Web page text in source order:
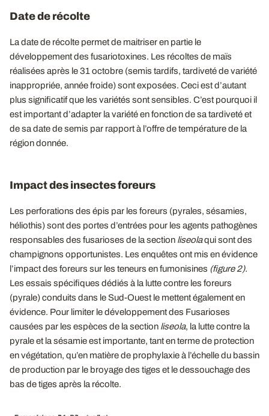
Date de récolte
La date de récolte permet de maitriser en partie le
développement des fusariotoxines. Les récoltes de maïs
réalisées après le 31 octobre (semis tardifs, tardiveté de variété
inappropriée, année froide) sont exposées. Ceci est d’autant
plus significatif que les variétés sont sensibles. C’est pourquoi il
est important d’adapter la variété en fonction de sa tardiveté et
de sa date de semis par rapport à l’offre de température de la
région donnée.
Impact des insectes foreurs
Les perforations des épis par les foreurs (pyrales, sésamies,
héliothis) sont des portes d’entrées pour les agents pathogènes
responsables des fusarioses de la section liseolaqui sont des
champignons opportunistes. Les enquêtes ont mis en évidence
l’impact des foreurs sur les teneurs en fumonisines (figure 2).
Les essais spécifiques dédiés à la lutte contre les foreurs
(pyrale) conduits dans le Sud-Ouest le mettent également en
évidence. Pour limiter le développement des Fusarioses
causées par les espèces de la section liseola, la lutte contre la
pyrale et la sésamie est importante, tant en terme de protection
en végétation, qu’en matière de prophylaxie à l’échelle du bassin
de production par le broyage des tiges et le dessouchage des
bas de tiges après la récolte.